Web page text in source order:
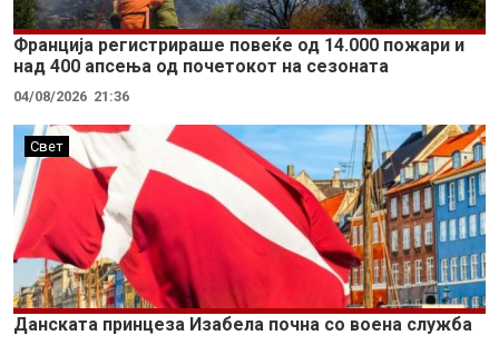
Франција регистрираше повеќе од 14.000 пожари и
над 400 апсења од почетокот на сезоната
04/08/2026 21:36
Свет
Данската принцеза Изабела почна со воена служба